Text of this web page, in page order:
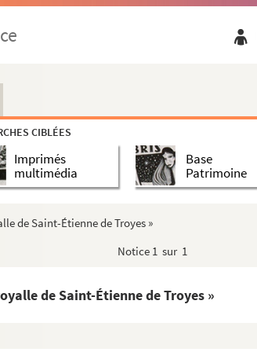
CIBLÉES
Imprimés
multimédia
Base
Patrimoine
de Saint-Étienne de Troyes »
Notice 1 sur 1
de Saint-Étienne de Troyes »
de la Champagne
episcopos »
interdiction aux chapitres de la cath...
faite au Roy (Charles IX) au chast...
à Isle-sous-Ramerupt, par le ...